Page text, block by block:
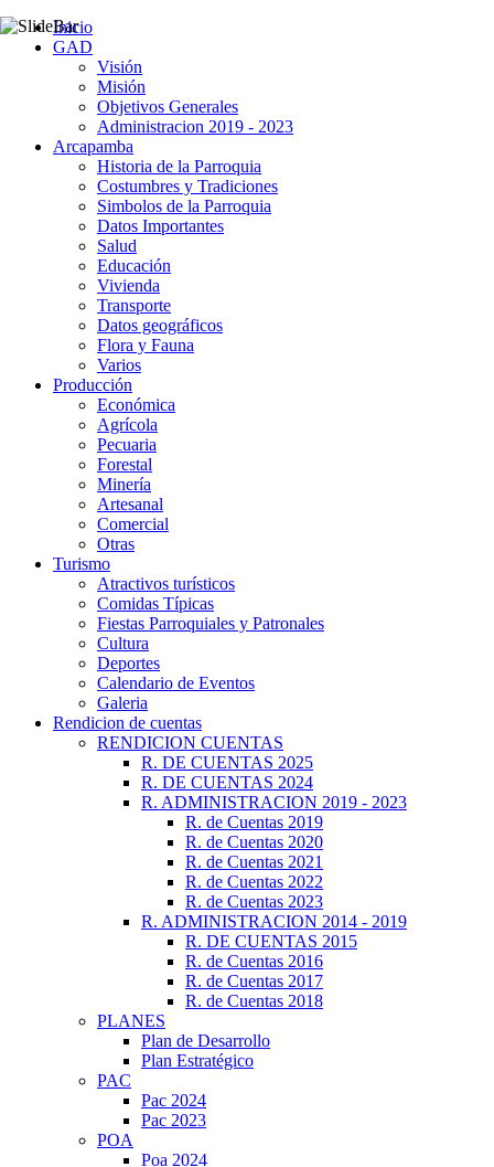
Inicio
GAD
Visión
Misión
Objetivos Generales
Administracion 2019 - 2023
Arcapamba
Historia de la Parroquia
Costumbres y Tradiciones
Simbolos de la Parroquia
Datos Importantes
Salud
Educación
Vivienda
Transporte
Datos geográficos
Flora y Fauna
Varios
Producción
Económica
Agrícola
Pecuaria
Forestal
Minería
Artesanal
Comercial
Otras
Turismo
Atractivos turísticos
Comidas Típicas
Fiestas Parroquiales y Patronales
Cultura
Deportes
Calendario de Eventos
Galeria
Rendicion de cuentas
RENDICION CUENTAS
R. DE CUENTAS 2025
R. DE CUENTAS 2024
R. ADMINISTRACION 2019 - 2023
R. de Cuentas 2019
R. de Cuentas 2020
R. de Cuentas 2021
R. de Cuentas 2022
R. de Cuentas 2023
R. ADMINISTRACION 2014 - 2019
R. DE CUENTAS 2015
R. de Cuentas 2016
R. de Cuentas 2017
R. de Cuentas 2018
PLANES
Plan de Desarrollo
Plan Estratégico
PAC
Pac 2024
Pac 2023
POA
Poa 2024